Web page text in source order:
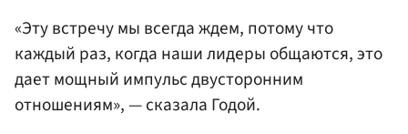
«Эту встречу мы всегда ждем, потому что
каждый раз, когда наши лидеры общаются, это
дает мощный импульс двусторонним
отношениям», — сказала Годой.